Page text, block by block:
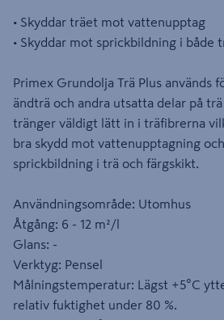
• Skyddar träet mot vattenupptag
• Skyddar mot sprickbildning i både
Primex Grundolja Trä Plus används
ändträ och andra utsatta delar på
tränger väldigt lätt in i träfibrerna
bra skydd mot vattenupptagning
sprickbildning i trä och färgskikt.
Användningsområde: Utomhus
Åtgång: 6 - 12 m²/l
Glans: -
Verktyg: Pensel
Målningstemperatur: Lägst +5°C
relativ fuktighet under 80 %.